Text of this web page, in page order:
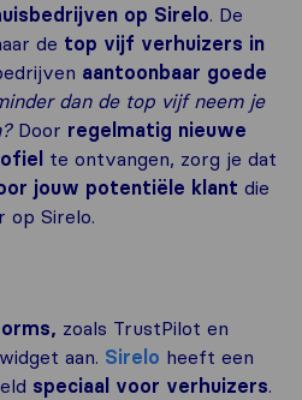
op Sirelo. De
de top vijf verhuizers in
aantoonbaar goede
dan de top vijf neem je
Door regelmatig nieuwe
te ontvangen, zorg je dat
jouw potentiële klant die
op Sirelo.
zoals TrustPilot en
aan. Sirelo heeft een
speciaal voor verhuizers.